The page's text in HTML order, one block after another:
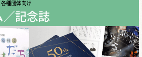
人活動で個人サイトを作るならここ
す...
やっていた「個人サイト」です
また個人サイトの人気が高まって
ます。 「私も個人サイトを作ってみ
各種団体向け
／記念誌